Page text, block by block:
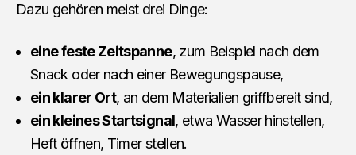
Dazu gehören meist drei Dinge:
eine feste Zeitspanne, zum Beispiel nach dem
Snack oder nach einer Bewegungspause,
ein klarer Ort, an dem Materialien griffbereit sind,
ein kleines Startsignal, etwa Wasser hinstellen,
Heft öffnen, Timer stellen.